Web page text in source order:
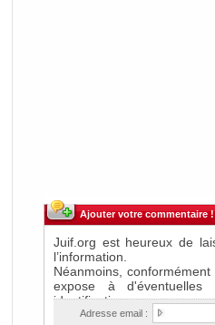
Ajouter votre commentaire !
Adresse email :